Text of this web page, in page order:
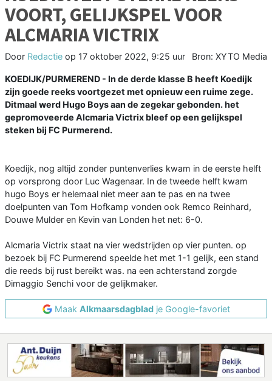
VOORT, GELIJKSPEL VOOR
ALCMARIA VICTRIX
Door Redactie op 17 oktober 2022, 9:25 uur Bron: XYTO Media
KOEDIJK/PURMEREND - In de derde klasse B heeft Koedijk
zijn goede reeks voortgezet met opnieuw een ruime zege.
Ditmaal werd Hugo Boys aan de zegekar gebonden. het
gepromoveerde Alcmaria Victrix bleef op een gelijkspel
steken bij FC Purmerend.
Koedijk, nog altijd zonder puntenverlies kwam in de eerste helft
op vorsprong door Luc Wagenaar. In de tweede helft kwam
hugo Boys er helemaal niet meer aan te pas en na twee
doelpunten van Tom Hofkamp vonden ook Remco Reinhard,
Douwe Mulder en Kevin van Londen het net: 6-0.
Alcmaria Victrix staat na vier wedstrijden op vier punten. op
bezoek bij FC Purmerend speelde het met 1-1 gelijk, een stand
die reeds bij rust bereikt was. na een achterstand zorgde
Dimaggio Senchi voor de gelijkmaker.
Maak Alkmaarsdagbladje Google-favoriet